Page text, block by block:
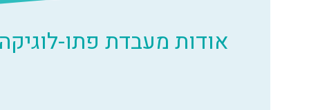
אודות מעבדת פתו-לוגיקה